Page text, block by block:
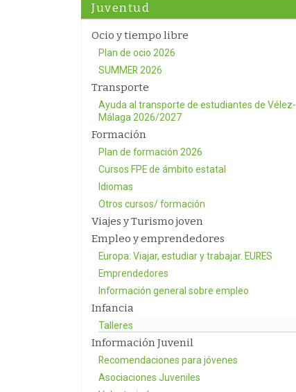
Juventud
Ocio y tiempo libre
Plan de ocio 2026
SUMMER 2026
Transporte
Ayuda al transporte de estudiantes de Vélez-
Málaga 2026/2027
Formación
Plan de formación 2026
Cursos FPE de ámbito estatal
Idiomas
Otros cursos/ formación
Viajes y Turismo joven
Empleo y emprendedores
Europa: Viajar, estudiar y trabajar. EURES
Emprendedores
Información general sobre empleo
Infancia
Talleres
Información Juvenil
Recomendaciones para jóvenes
Asociaciones Juveniles